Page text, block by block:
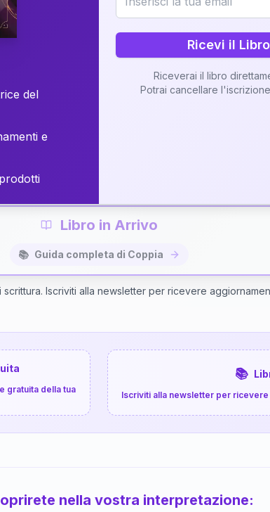
Matrice di Coppia attraverso una
✨ Interpretazione personalizzata
⚡
Libro in Arrivo
📚 Guida completa di Coppia
scrittura. Iscriviti alla newsletter per ricevere
gratuita della tua
📚
Iscriviti alla newsletter per
nella vostra interpretazione:
del
e
Ricevi il
Riceverai il libro
Potrai cancellare